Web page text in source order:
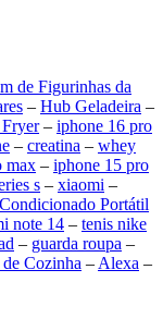
de Figurinhas da
– Hub Geladeira –
– iphone 16 pro
– creatina – whey
max – iphone 15 pro
s – xiaomi –
Portátil
note 14 – tenis nike
– guarda roupa –
Cozinha – Alexa –